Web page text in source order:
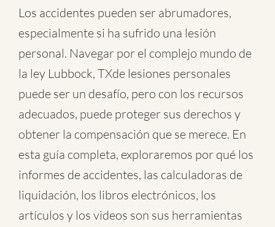
Los accidentes pueden ser abrumadores,
especialmente si ha sufrido una lesión
personal. Navegar por el complejo mundo de
la ley Lubbock, TXde lesiones personales
puede ser un desafío, pero con los recursos
adecuados, puede proteger sus derechos y
obtener la compensación que se merece. En
esta guía completa, exploraremos por qué los
informes de accidentes, las calculadoras de
liquidación, los libros electrónicos, los
artículos y los videos son sus herramientas